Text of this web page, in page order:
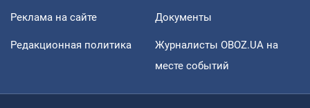
Реклама на сайте Документы
Редакционная политика
Журналисты OBOZ.UA на
месте событий